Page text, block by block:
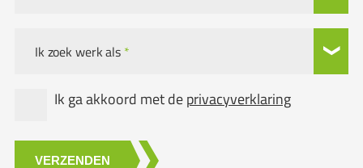
Ik zoek werk als *
Ik ga akkoord met deprivacyverklaring
VERZENDEN